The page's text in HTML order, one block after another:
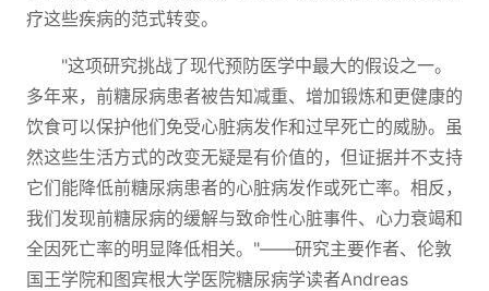
疗这些疾病的范式转变。
"这项研究挑战了现代预防医学中最大的假设之一。
多年来，前糖尿病患者被告知减重、增加锻炼和更健康的
饮食可以保护他们免受心脏病发作和过早死亡的威胁。虽
然这些生活方式的改变无疑是有价值的，但证据并不支持
它们能降低前糖尿病患者的心脏病发作或死亡率。相反，
我们发现前糖尿病的缓解与致命性心脏事件、心力衰竭和
全因死亡率的明显降低相关。"——研究主要作者、伦敦
国王学院和图宾根大学医院糖尿病学读者Andreas